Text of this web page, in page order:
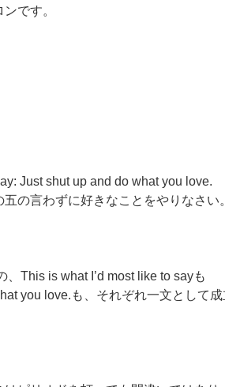
です。
Just shut up and do what you love.
の言わずに好きなことをやりなさい。
This is what I’d most like to sayも
you love.も、それぞれ一文として成